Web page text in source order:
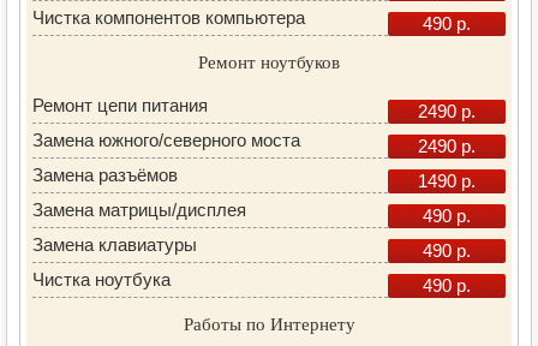
Чистка компонентов компьютера
490 р.
Ремонт ноутбуков
Ремонт цепи питания
2490 р.
Замена южного/северного моста
2490 р.
Замена разъёмов
1490 р.
Замена матрицы/дисплея
490 р.
Замена клавиатуры
490 р.
Чистка ноутбука
490 р.
Работы по Интернету